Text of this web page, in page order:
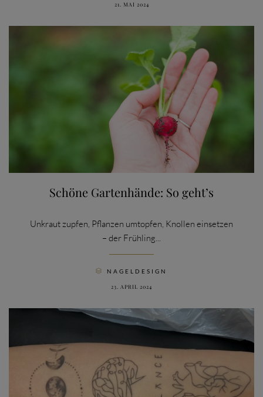
21. MAI 2024
Schöne Gartenhände: So geht’s
Unkraut zupfen, Pflanzen umtopfen, Knollen einsetzen
– der Frühling...
 NAGELDESIGN
23. APRIL 2024